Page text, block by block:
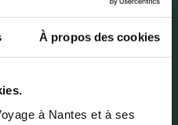
À propos des cookies
à Nantes et à ses